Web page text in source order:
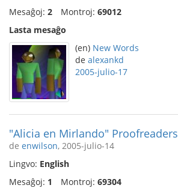
Mesaĝoj: 2 Montroj: 69012
Lasta mesaĝo
(en) New Words
de alexankd
2005-julio-17
"Alicia en Mirlando" Proofreaders
de enwilson, 2005-julio-14
Lingvo: English
Mesaĝoj: 1 Montroj: 69304